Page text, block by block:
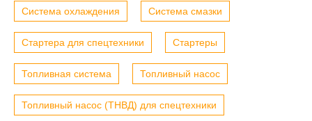
Система охлаждения Система смазки
Стартера для спецтехники Стартеры
Топливная система Топливный насос
Топливный насос (ТНВД) для спецтехники